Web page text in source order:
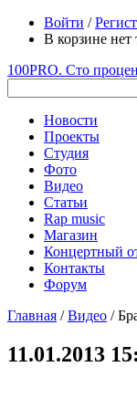
Войти /
В корзине нет
100PRO. Сто
Новости
Проекты
Студия
Фото
Видео
Статьи
Rap music
Магазин
Концертный
Контакты
Форум
Главная /Видео /
11.01.2013